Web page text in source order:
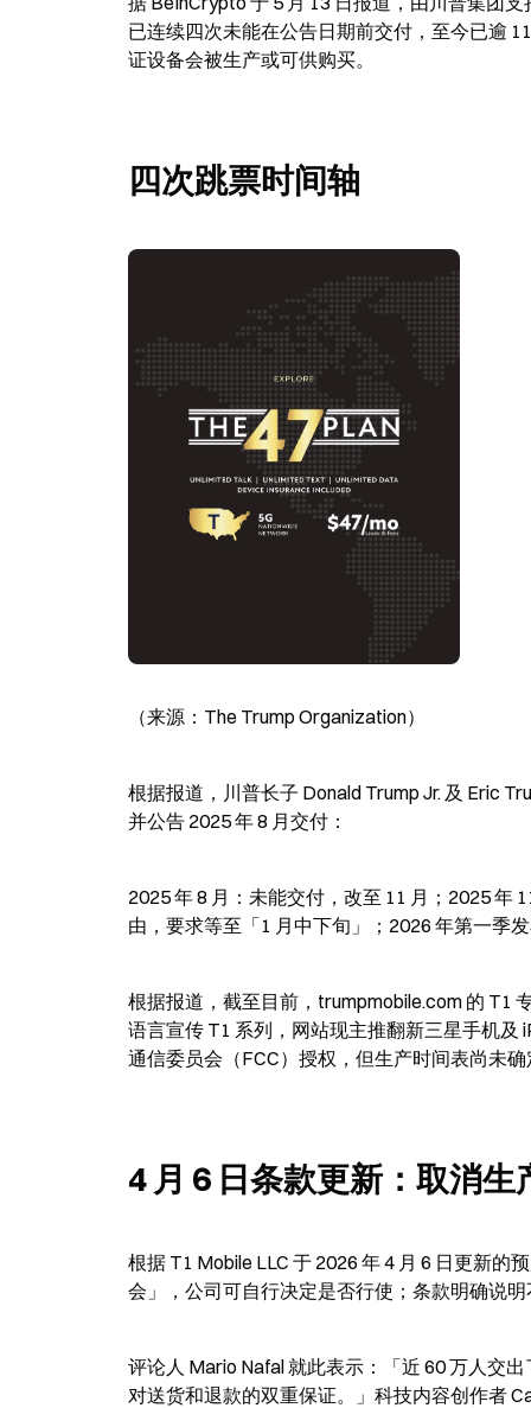
已连续四次未能在公告日期前交付，至今已逾
证设备会被生产或可供购买。
四次跳票时间轴
（来源：The Trump Organization）
根据报道，川普长子 Donald Trump Jr. 及 Eric
并公告 2025 年 8 月交付：
2025 年 8 月：未能交付，改至 11 月；2025 年
由，要求等至「1 月中下旬」；2026 年第一季
根据报道，截至目前，trumpmobile.com 的 T1
语言宣传 T1 系列，网站现主推翻新三星手机及
通信委员会（FCC）授权，但生产时间表尚未确
4 月 6 日条款更新：取消生
根据 T1 Mobile LLC 于 2026 年 4 月 6 日更新
会」，公司可自行决定是否行使；条款明确说
评论人 Mario Nafal 就此表示：「近 60 万人交
对送货和退款的双重保证。」科技内容创作者